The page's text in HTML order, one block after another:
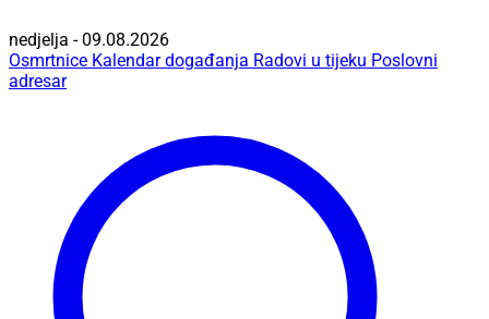
nedjelja - 09.08.2026
Osmrtnice Kalendar događanja Radovi u tijeku Poslovni
adresar